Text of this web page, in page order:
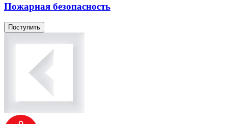
Пожарная безопасность
Поступить